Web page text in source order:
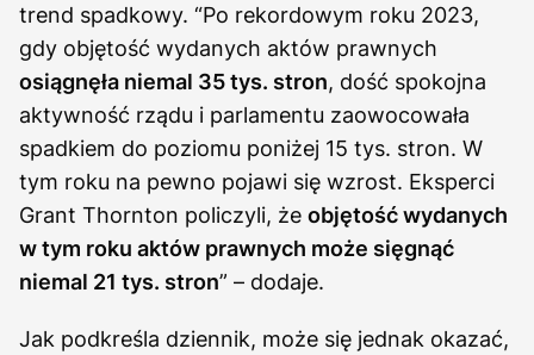
trend spadkowy. “Po rekordowym roku 2023,
gdy objętość wydanych aktów prawnych
osiągnęła niemal 35 tys. stron, dość spokojna
aktywność rządu i parlamentu zaowocowała
spadkiem do poziomu poniżej 15 tys. stron. W
tym roku na pewno pojawi się wzrost. Eksperci
Grant Thornton policzyli, że objętość wydanych
w tym roku aktów prawnych może sięgnąć
niemal 21 tys. stron” – dodaje.
Jak podkreśla dziennik, może się jednak okazać,